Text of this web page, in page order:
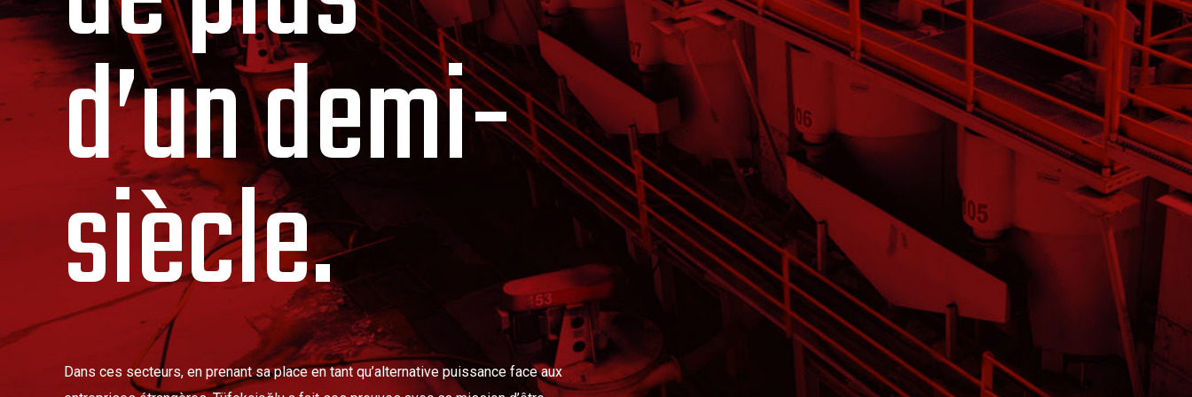
d’un demi-
siècle.
Dans ces secteurs, en prenant sa place en tant qu’alternative puissance face aux